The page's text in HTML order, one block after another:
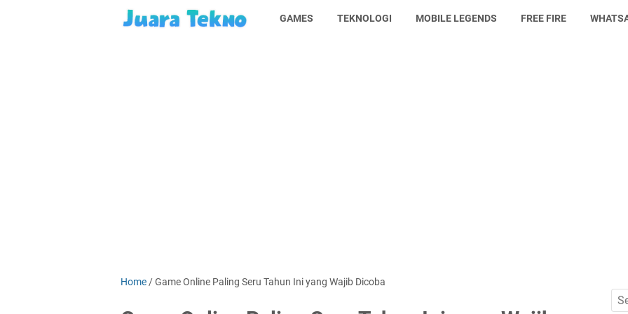
GAMES TEKNOLOGI MOBILE LEGENDS FREE FIRE
Home /Game Online Paling Seru Tahun Ini yang Wajib Dicoba